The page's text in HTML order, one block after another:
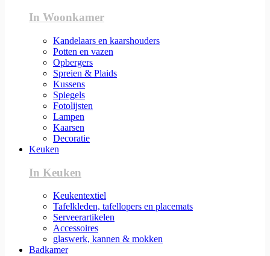
In Woonkamer
Kandelaars en kaarshouders
Potten en vazen
Opbergers
Spreien & Plaids
Kussens
Spiegels
Fotolijsten
Lampen
Kaarsen
Decoratie
Keuken
In Keuken
Keukentextiel
Tafelkleden, tafellopers en placemats
Serveerartikelen
Accessoires
glaswerk, kannen & mokken
Badkamer